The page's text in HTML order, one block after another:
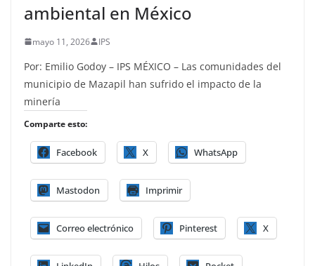
ambiental en México
mayo 11, 2026 IPS
Por: Emilio Godoy – IPS MÉXICO – Las comunidades del
municipio de Mazapil han sufrido el impacto de la
minería
Comparte esto:
Facebook X WhatsApp
Mastodon Imprimir
Correo electrónico Pinterest X